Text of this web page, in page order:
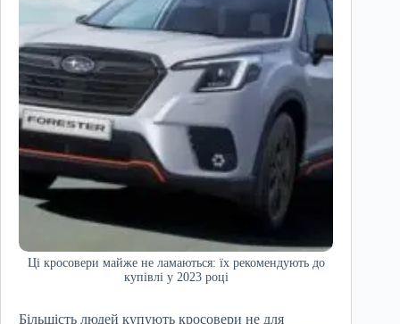
Ці кросовери майже не ламаються: їх рекомендують до
купівлі у 2023 році
Більшість людей купують кросовери не для